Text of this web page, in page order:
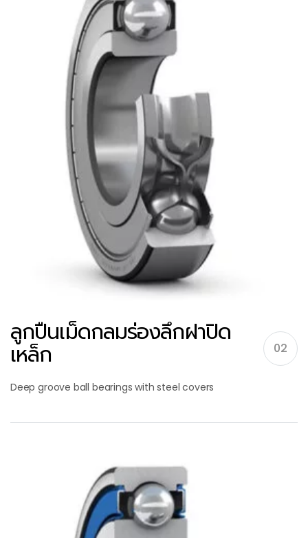
ลูกปืนเม็ดกลมร่องลึกฝาปิด
เหล็ก 02
Deep groove ball bearings with steel covers